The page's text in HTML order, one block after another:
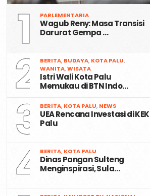
1 PARLEMENTARIA
Wagub Reny: Masa Transisi
Darurat Gempa …
2 BERITA, BUDAYA, KOTA PALU,
WANITA,WISATA
Istri Wali Kota Palu
Memukau di BTN Indo…
3 BERITA, KOTA PALU, NEWS
UEA Rencana Investasi di KEK
Palu
4 BERITA, KOTA PALU
Dinas Pangan Sulteng
Menginspirasi, Sula…